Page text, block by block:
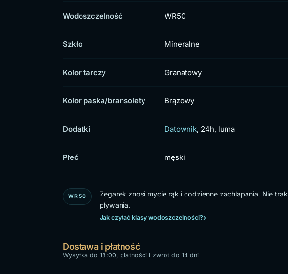
Wodoszczelność WR50
Szkło Mineralne
Kolor tarczy Granatowy
Kolor paska/bransolety Brązowy
Dodatki Datownik, 24h, luma
Płeć męski
WR50
Zegarek znosi mycie rąk i codzienne zachlapania. Nie
pływania.
Jak czytać klasy wodoszczelności?
Dostawa i płatność
Wysyłka do 13:00, płatności i zwrot do 14 dni